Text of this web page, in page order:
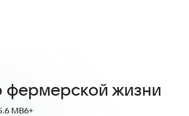
фермерской жизни
MB6+